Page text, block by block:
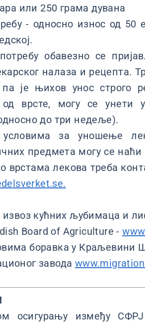
или 250 грама дувана
- односно износ од
обавезно се
налаза и рецепта.
je њихов унос строго
од врсте, могу се унети
до три недеље).
за уношење
предмета могу се
врстама лекова треба
кућних љубимаца и
Board of Agriculture -
боравка у Краљевини
завода
осигурању између